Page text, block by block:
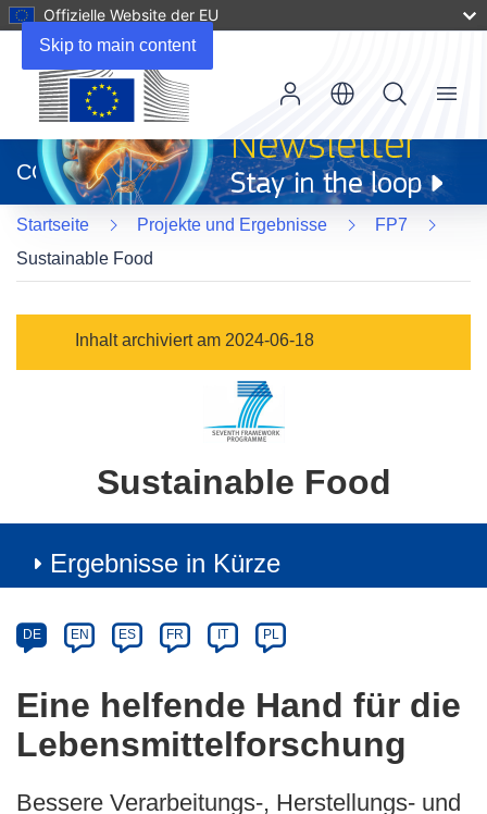
Skip to main content
Offizielle Website der EU
neuem
Fenster)
CORDIS
Menu
Startseite Projekte und Ergebnisse
FP7
Sustainable Food
Inhalt archiviert am 2024-06-18
Sustainable Food
Ergebnisse in Kürze
Category
Article
available
the
following
languages:
DE EN ES FR IT PL
Eine helfende Hand für die
Lebensmittelforschung
Bessere Verarbeitungs-, Herstellungs- und